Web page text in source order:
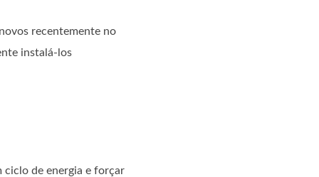
recentemente no
instalá-los
ciclo de energia e forçar